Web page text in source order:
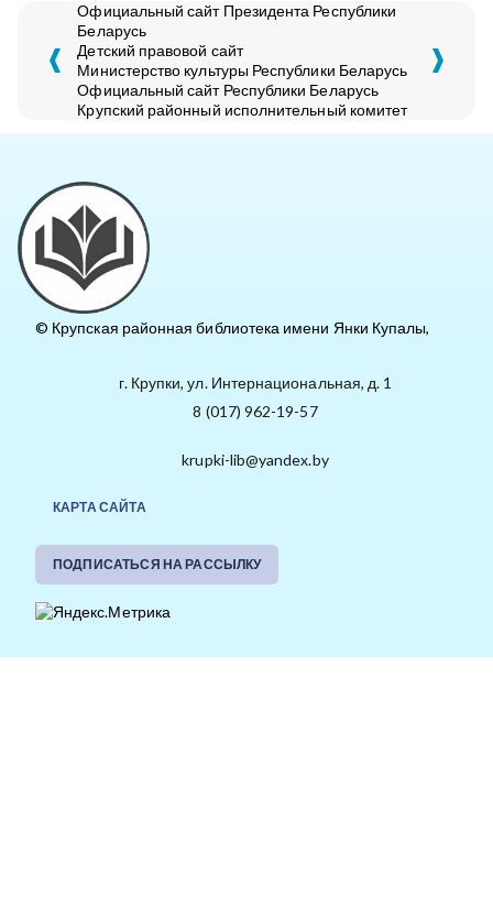
Официальный сайт Президента Республики
Беларусь
Детский правовой сайт
Министерство культуры Республики Беларусь
Официальный сайт Республики Беларусь
Крупский районный исполнительный комитет
© Крупская районная библиотека имени Янки Купалы,
г. Крупки, ул. Интернациональная, д. 1
8 (017) 962-19-57
krupki-lib@yandex.by
КАРТА САЙТА
ПОДПИСАТЬСЯ НА РАССЫЛКУ